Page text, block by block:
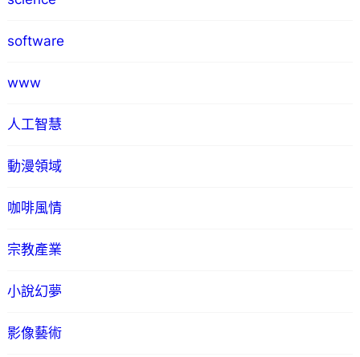
software
www
人工智慧
動漫領域
咖啡風情
宗教產業
小說幻夢
影像藝術